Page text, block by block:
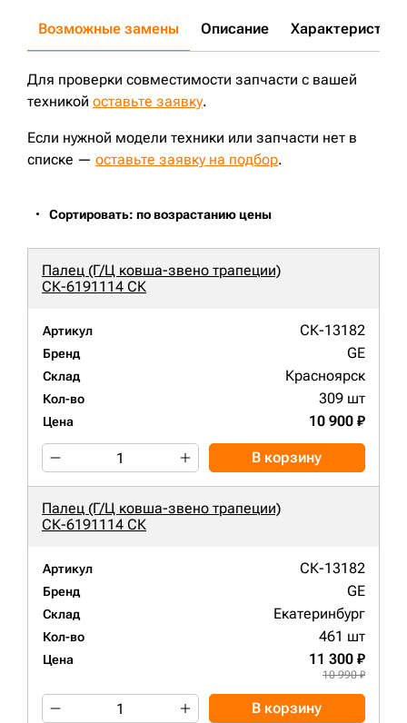
Возможные замены Описание Характеристики
Для проверки совместимости запчасти с вашей
техникой оставьте заявку.
Если нужной модели техники или запчасти нет в
списке — оставьте заявку на подбор.
Сортировать: по возрастанию цены
Палец (Г/Ц ковша-звено трапеции)
СК-6191114 СК
Артикул СК-13182
Бренд GE
Склад Красноярск
Кол-во 309 шт
Цена 10 900 ₽
В корзину
Палец (Г/Ц ковша-звено трапеции)
СК-6191114 СК
Артикул СК-13182
Бренд GE
Склад Екатеринбург
Кол-во 461 шт
Цена 11 300 ₽
10 990 ₽
В корзину